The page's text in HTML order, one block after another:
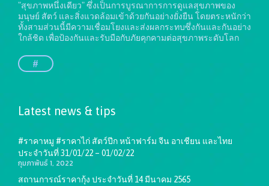
"สุขภาพหนึ่งเดียว" ซึ่งเป็นการบูรณาการการดูแลสุขภาพของ
มนุษย์ สัตว์ และสิ่งแวดล้อมเข้าด้วยกันอย่างยั่งยืนโดยตระหนักว่า
ทั้งสามส่วนนี้มีความเชื่อมโยงและส่งผลกระทบซึ่งกันและกันอย่าง
ใกล้ชิด เพื่อป้องกันและรับมือกับภัยคุกคามต่อสุขภาพระดับโลก
#
Latest news & tips
#ราคาหมู #ราคาไก่ สัตว์ปีก หน้าฟาร์ม จีน อาเชียน และไทย
ประจำวันที่ 31/01/22 – 01/02/22
กุมภาพันธ์ 1, 2022
สถานการณ์ราคากุ้ง ประจำวันที่ 14 มีนาคม 2565